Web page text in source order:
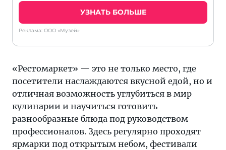
УЗНАТЬ БОЛЬШЕ
Реклама: ООО «Музей»
«Рестомаркет» — это не только место, где
посетители наслаждаются вкусной едой, но и
отличная возможность углубиться в мир
кулинарии и научиться готовить
разнообразные блюда под руководством
профессионалов. Здесь регулярно проходят
ярмарки под открытым небом, фестивали